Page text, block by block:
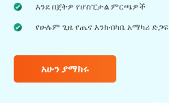
እንደ በጀትዎ የሆስፒታል ምርጫዎች
የሁሉም ጊዜ የጤና እንክብካቤ አማካሪ ድጋፍ
አሁን ያማክሩ